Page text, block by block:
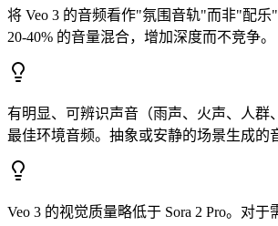
将 Veo 3 的音频看作"氛围音轨"而非"配乐
20-40% 的音量混合，增加深度而不竞争。
有明显、可辨识声音（雨声、火声、人群
最佳环境音频。抽象或安静的场景生成的
Veo 3 的视觉质量略低于 Sora 2 Pro。对